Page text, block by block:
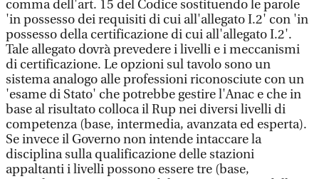
comma dell'art. 15 del Codice sostituendo le parole
'in possesso dei requisiti di cui all'allegato I.2' con 'in
possesso della certificazione di cui all'allegato I.2'.
Tale allegato dovrà prevedere i livelli e i meccanismi
di certificazione. Le opzioni sul tavolo sono un
sistema analogo alle professioni riconosciute con un
'esame di Stato' che potrebbe gestire l'Anac e che in
base al risultato colloca il Rup nei diversi livelli di
competenza (base, intermedia, avanzata ed esperta).
Se invece il Governo non intende intaccare la
disciplina sulla qualificazione delle stazioni
appaltanti i livelli possono essere tre (base,